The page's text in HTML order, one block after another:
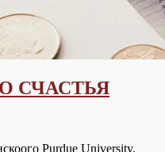
СЧАСТЬЯ
Purdue University,